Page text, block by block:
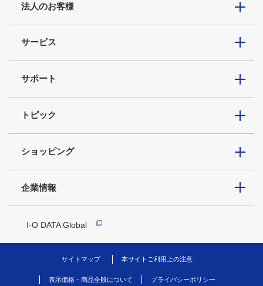
法人のお客様
サービス
サポート
トピック
ショッピング
企業情報
I-O DATA Global
サイトマップ 本サイトご利用上の注意
表示価格・商品全般について プライバシーポリシー